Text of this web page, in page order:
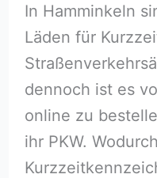
In Hamminkeln
Läden für
dennoch ist es
online zu
ihr PKW.